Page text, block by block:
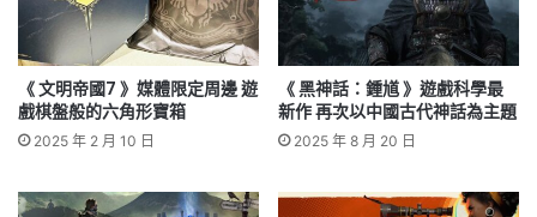
《 文明帝國7 》媒體限定周邊 遊
戲棋盤般的六角形寶箱
2025 年 2 月 10 日
《 黑神話：鍾馗 》遊戲科學最
新作 再次以中國古代神話為主題
2025 年 8 月 20 日